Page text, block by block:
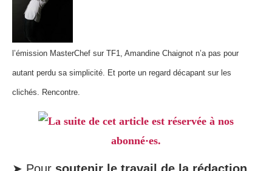
l’émission MasterChef sur TF1, Amandine Chaignot n’a pas pour
autant perdu sa simplicité. Et porte un regard décapant sur les
clichés. Rencontre.
La suite de cet article est réservée à nos
abonné·es.